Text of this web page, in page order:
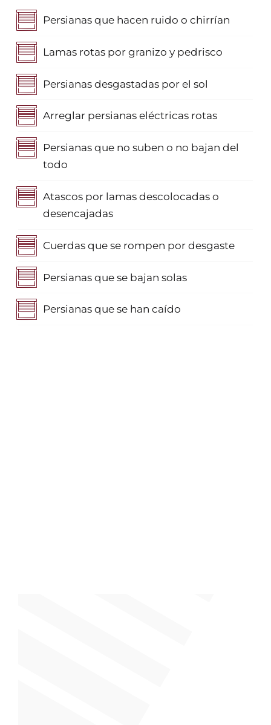
Persianas que hacen ruido o chirrían
Lamas rotas por granizo y pedrisco
Persianas desgastadas por el sol
Arreglar persianas eléctricas rotas
Persianas que no suben o no bajan del
todo
Atascos por lamas descolocadas o
desencajadas
Cuerdas que se rompen por desgaste
Persianas que se bajan solas
Persianas que se han caído